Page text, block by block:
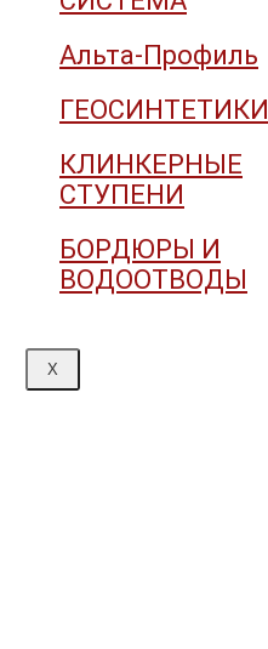
Альта-Профиль
ГЕОСИНТЕТИКИ
КЛИНКЕРНЫЕ
СТУПЕНИ
БОРДЮРЫ И
ВОДООТВОДЫ
X